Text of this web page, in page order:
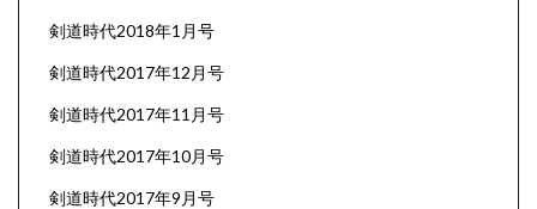
剣道時代2018年1月号
剣道時代2017年12月号
剣道時代2017年11月号
剣道時代2017年10月号
剣道時代2017年9月号